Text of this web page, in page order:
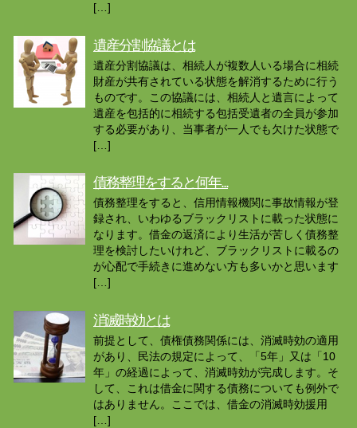
[…]
遺産分割協議とは
遺産分割協議は、相続人が複数人いる場合に相続
財産が共有されている状態を解消するために行う
ものです。この協議には、相続人と遺言によって
遺産を包括的に相続する包括受遺者の全員が参加
する必要があり、当事者が一人でも欠けた状態で
[…]
債務整理をすると何年...
債務整理をすると、信用情報機関に事故情報が登
録され、いわゆるブラックリストに載った状態に
なります。借金の返済により生活が苦しく債務整
理を検討したいけれど、ブラックリストに載るの
が心配で手続きに進めない方も多いかと思います
[…]
消滅時効とは
前提として、債権債務関係には、消滅時効の適用
があり、民法の規定によって、「5年」又は「10
年」の経過によって、消滅時効が完成します。そ
して、これは借金に関する債務についても例外で
はありません。ここでは、借金の消滅時効援用
[…]